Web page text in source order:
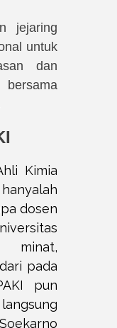
jejaring
untuk
dan
bersama
Kimia
dosen
minat,
pada
pun